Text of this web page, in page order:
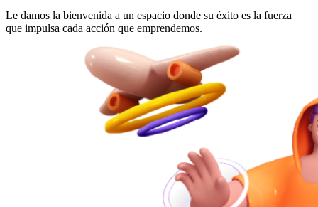
Le damos la bienvenida a un espacio donde su éxito es la fuerza
que impulsa cada acción que emprendemos.